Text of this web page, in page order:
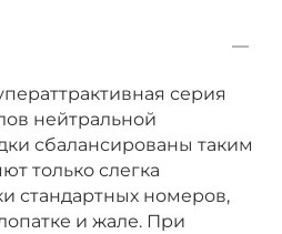
серия
нейтральной
сбалансированы таким
только слегка
стандартных номеров,
и жале. При